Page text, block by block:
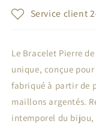
Service client
Le Bracelet Pierre
unique, conçue
fabriqué à partir de
maillons argentés.
intemporel du